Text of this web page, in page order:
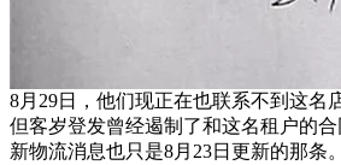
8月29日，他们现正在也联系不到这名
但客岁登发曾经遏制了和这名租户的
新物流消息也只是8月23日更新的那条